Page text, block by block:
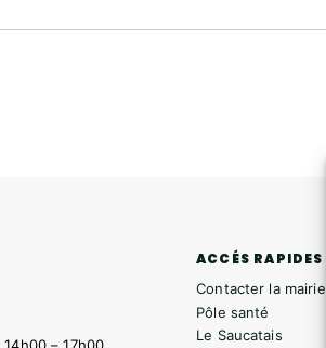
ACCÉS RAPIDES
Contacter la mairie
Pôle santé
Le Saucatais